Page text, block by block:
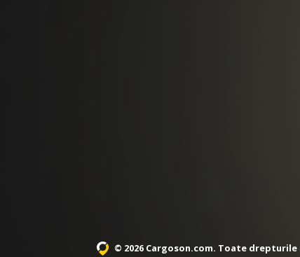
© 2026 Cargoson.com. Toate drepturile